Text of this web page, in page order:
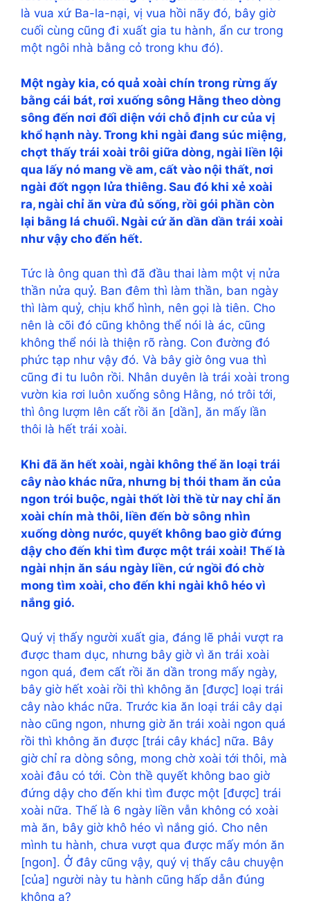
là vua xứ Ba-la-nại, vị vua hồi nãy đó, bây giờ
cuối cùng cũng đi xuất gia tu hành, ẩn cư trong
một ngôi nhà bằng cỏ trong khu đó).
Một ngày kia, có quả xoài chín trong rừng ấy
bằng cái bát, rơi xuống sông Hằng theo dòng
sông đến nơi đối diện với chỗ định cư của vị
khổ hạnh này. Trong khi ngài đang súc miệng,
chợt thấy trái xoài trôi giữa dòng, ngài liền lội
qua lấy nó mang về am, cất vào nội thất, nơi
ngài đốt ngọn lửa thiêng. Sau đó khi xẻ xoài
ra, ngài chỉ ăn vừa đủ sống, rồi gói phần còn
lại bằng lá chuối. Ngài cứ ăn dần dần trái xoài
như vậy cho đến hết.
Tức là ông quan thì đã đầu thai làm một vị nửa
thần nửa quỷ. Ban đêm thì làm thần, ban ngày
thì làm quỷ, chịu khổ hình, nên gọi là tiên. Cho
nên là cõi đó cũng không thể nói là ác, cũng
không thể nói là thiện rõ ràng. Con đường đó
phức tạp như vậy đó. Và bây giờ ông vua thì
cũng đi tu luôn rồi. Nhân duyên là trái xoài trong
vườn kia rơi luôn xuống sông Hằng, nó trôi tới,
thì ông lượm lên cất rồi ăn [dần], ăn mấy lần
thôi là hết trái xoài.
Khi đã ăn hết xoài, ngài không thể ăn loại trái
cây nào khác nữa, nhưng bị thói tham ăn của
ngon trói buộc, ngài thốt lời thề từ nay chỉ ăn
xoài chín mà thôi, liền đến bờ sông nhìn
xuống dòng nước, quyết không bao giờ đứng
dậy cho đến khi tìm được một trái xoài! Thế là
ngài nhịn ăn sáu ngày liền, cứ ngồi đó chờ
mong tìm xoài, cho đến khi ngài khô héo vì
nắng gió.
Quý vị thấy người xuất gia, đáng lẽ phải vượt ra
được tham dục, nhưng bây giờ vì ăn trái xoài
ngon quá, đem cất rồi ăn dần trong mấy ngày,
bây giờ hết xoài rồi thì không ăn [được] loại trái
cây nào khác nữa. Trước kia ăn loại trái cây dại
nào cũng ngon, nhưng giờ ăn trái xoài ngon quá
rồi thì không ăn được [trái cây khác] nữa. Bây
giờ chỉ ra dòng sông, mong chờ xoài tới thôi, mà
xoài đâu có tới. Còn thề quyết không bao giờ
đứng dậy cho đến khi tìm được một [được] trái
xoài nữa. Thế là 6 ngày liền vẫn không có xoài
mà ăn, bây giờ khô héo vì nắng gió. Cho nên
mình tu hành, chưa vượt qua được mấy món ăn
[ngon]. Ở đây cũng vậy, quý vị thấy câu chuyện
[của] người này tu hành cũng hấp dẫn đúng
không ạ?